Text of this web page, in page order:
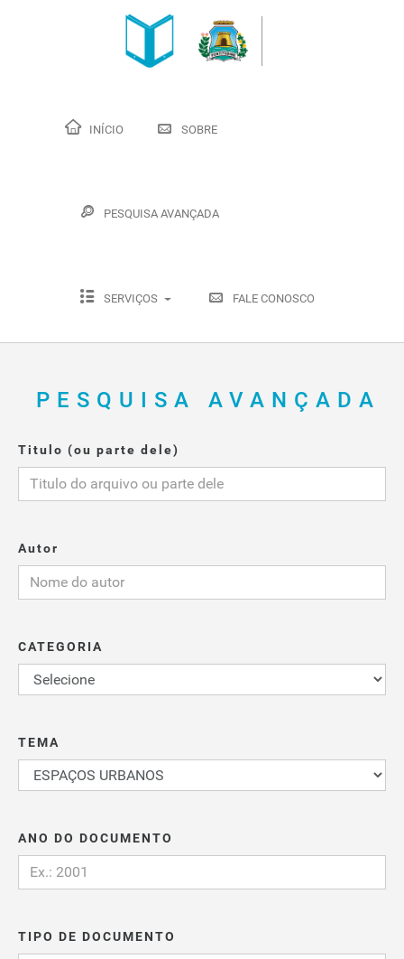
INÍCIO SOBRE
PESQUISA AVANÇADA
SERVIÇOS FALE CONOSCO
PESQUISA AVANÇADA
Titulo (ou parte dele)
Autor
CATEGORIA
TEMA
ANO DO DOCUMENTO
TIPO DE DOCUMENTO